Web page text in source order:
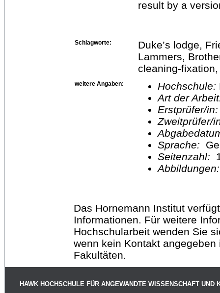
result by a
Schlagworte:
Duke’s lodge,
Lammers,
cleaning-
weitere Angaben: Hochschule:
Art der
Erstprüfer/
Sprache:
Seitenzahl:
Das Hornemann Institut
Informationen. Für weitere
Hochschularbeit wenden Sie
wenn kein Kontakt
Fakultäten.
HAWK HOCHSCHULE FÜR ANGEWANDTE WISSENSCHAFT UND